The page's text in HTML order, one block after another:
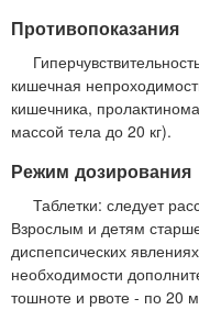
Противопоказания
кишечная
кишечника,
массой тела до 20 кг).
Режим дозирования
Таблетки: следует
Взрослым и детям
диспепсических
необходимости
тошноте и рвоте - по 20